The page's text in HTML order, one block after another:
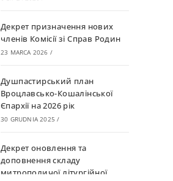
Декрет призначення нових
членів Комісії зі Справ Родин
23 MARCA 2026 /
Душпастирський план
Вроцлавсько-Кошалінської
Єпархії на 2026 рік
30 GRUDNIA 2025 /
Декрет оновлення та
доповнення складу
митрополичої літургійної